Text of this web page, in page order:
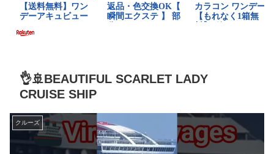
👌🚢BEAUTIFUL SCARLET LADY
CRUISE SHIP
クルーズ